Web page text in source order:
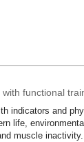
functional
indicators and
life,
muscle